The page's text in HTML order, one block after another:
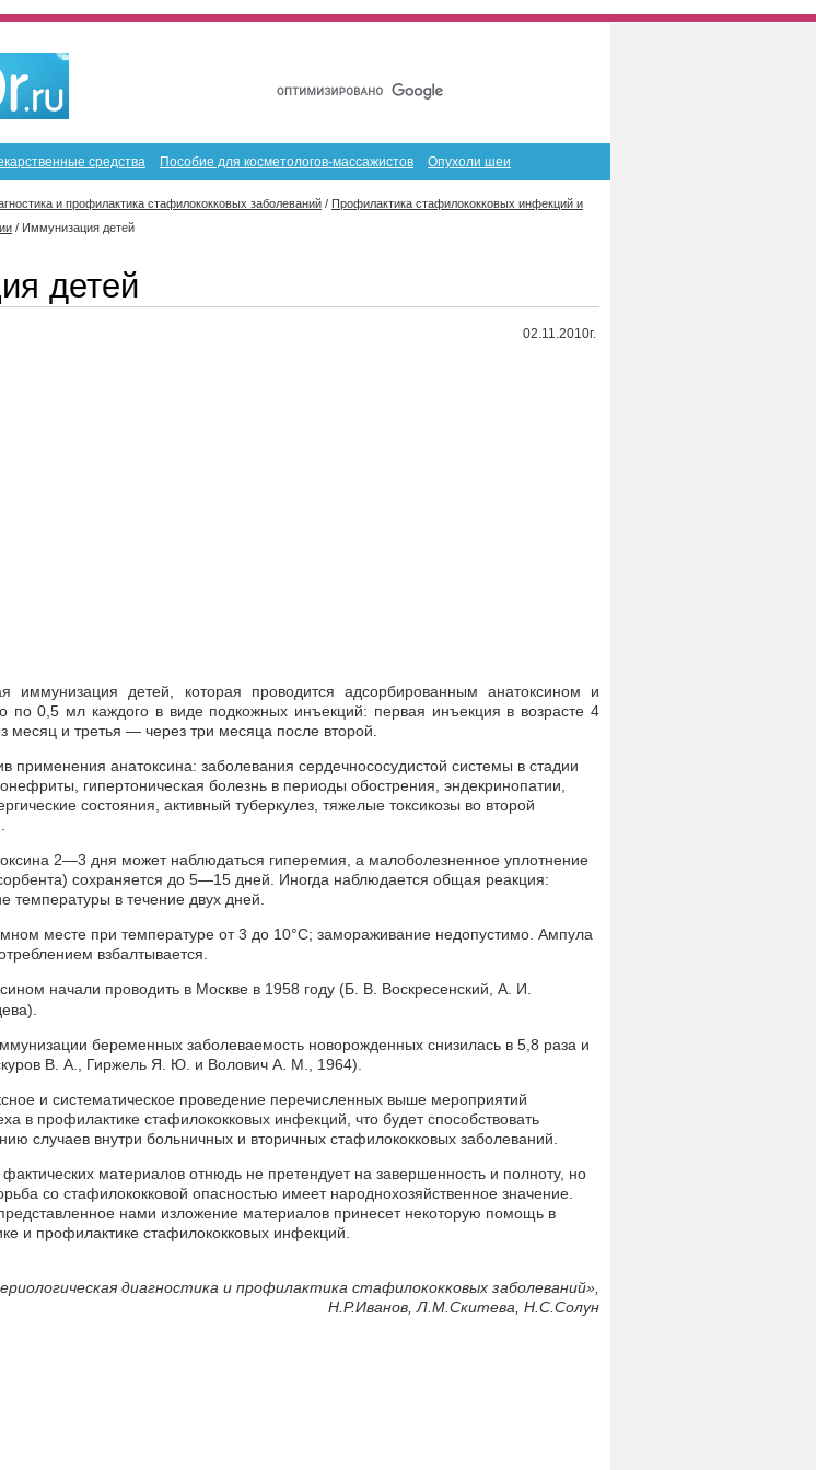
средства Пособие для косметологов-массажистов Опухоли шеи
и профилактика стафилококковых заболеваний / Профилактика стафилококковых инфекций и
/ Иммунизация детей
детей
02.11.2010г.
иммунизация детей, которая проводится адсорбированным анатоксином и
по 0,5 мл каждого в виде подкожных инъекций: первая инъекция в возрасте 4
месяц и третья — через три месяца после второй.
применения анатоксина: заболевания сердечнососудистой системы в стадии
гипертоническая болезнь в периоды обострения, эндекринопатии,
состояния, активный туберкулез, тяжелые токсикозы во второй
2—3 дня может наблюдаться гиперемия, а малоболезненное уплотнение
сохраняется до 5—15 дней. Иногда наблюдается общая реакция:
температуры в течение двух дней.
месте при температуре от 3 до 10°С; замораживание недопустимо. Ампула
взбалтывается.
начали проводить в Москве в 1958 году (Б. В. Воскресенский, А. И.
беременных заболеваемость новорожденных снизилась в 5,8 раза и
В. А., Гиржель Я. Ю. и Волович А. М., 1964).
и систематическое проведение перечисленных выше мероприятий
в профилактике стафилококковых инфекций, что будет способствовать
случаев внутри больничных и вторичных стафилококковых заболеваний.
материалов отнюдь не претендует на завершенность и полноту, но
со стафилококковой опасностью имеет народнохозяйственное значение.
нами изложение материалов принесет некоторую помощь в
и профилактике стафилококковых инфекций.
диагностика и профилактика стафилококковых заболеваний»,
Н.Р.Иванов, Л.М.Скитева, Н.С.Солун